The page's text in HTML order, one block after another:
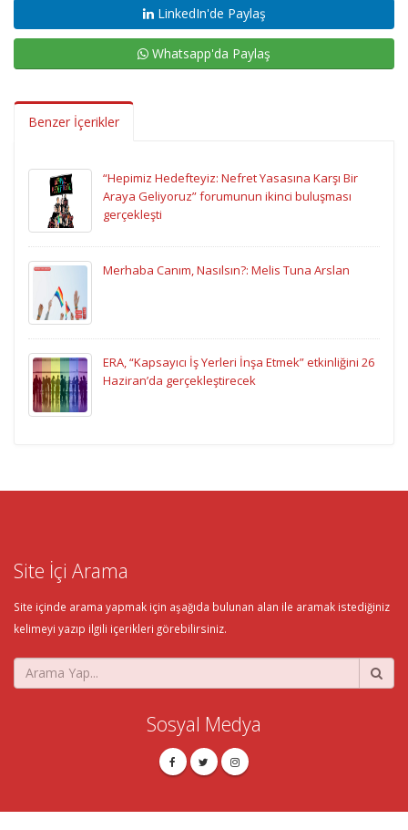
LinkedIn'de Paylaş
Whatsapp'da Paylaş
Benzer İçerikler
“Hepimiz Hedefteyiz: Nefret Yasasına Karşı Bir
Araya Geliyoruz” forumunun ikinci buluşması
gerçekleşti
Merhaba Canım, Nasılsın?: Melis Tuna Arslan
ERA, “Kapsayıcı İş Yerleri İnşa Etmek” etkinliğini 26
Haziran’da gerçekleştirecek
Site İçi Arama
Site içinde arama yapmak için aşağıda bulunan alan ile aramak istediğiniz
kelimeyi yazıp ilgili içerikleri görebilirsiniz.
Sosyal Medya